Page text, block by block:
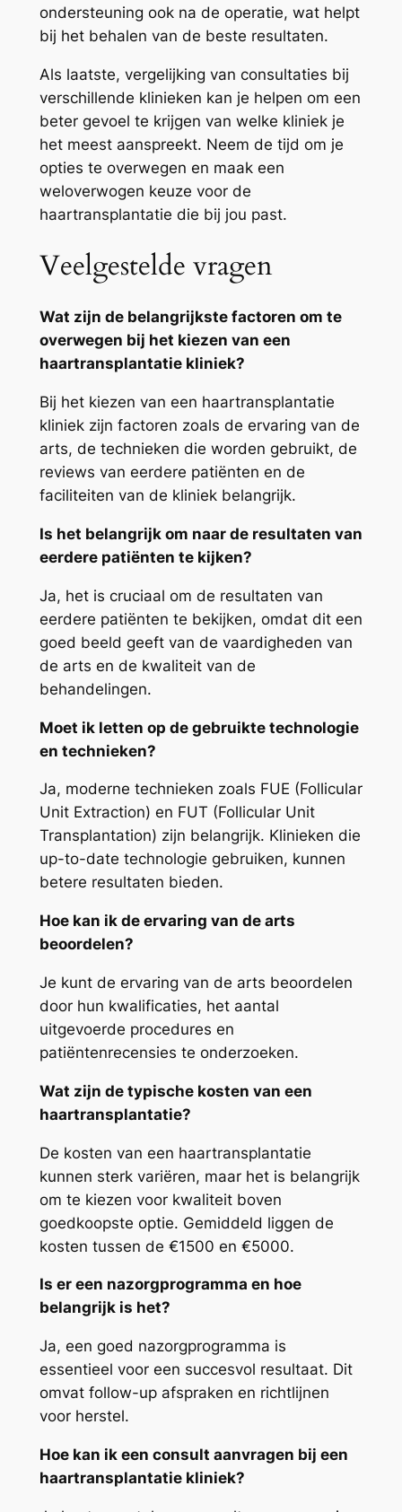
ondersteuning ook na de operatie, wat helpt
bij het behalen van de beste resultaten.
Als laatste, vergelijking van consultaties bij
verschillende klinieken kan je helpen om een
beter gevoel te krijgen van welke kliniek je
het meest aanspreekt. Neem de tijd om je
opties te overwegen en maak een
weloverwogen keuze voor de
haartransplantatie die bij jou past.
Veelgestelde vragen
Wat zijn de belangrijkste factoren om te
overwegen bij het kiezen van een
haartransplantatie kliniek?
Bij het kiezen van een haartransplantatie
kliniek zijn factoren zoals de ervaring van de
arts, de technieken die worden gebruikt, de
reviews van eerdere patiënten en de
faciliteiten van de kliniek belangrijk.
Is het belangrijk om naar de resultaten van
eerdere patiënten te kijken?
Ja, het is cruciaal om de resultaten van
eerdere patiënten te bekijken, omdat dit een
goed beeld geeft van de vaardigheden van
de arts en de kwaliteit van de
behandelingen.
Moet ik letten op de gebruikte technologie
en technieken?
Ja, moderne technieken zoals FUE (Follicular
Unit Extraction) en FUT (Follicular Unit
Transplantation) zijn belangrijk. Klinieken die
up-to-date technologie gebruiken, kunnen
betere resultaten bieden.
Hoe kan ik de ervaring van de arts
beoordelen?
Je kunt de ervaring van de arts beoordelen
door hun kwalificaties, het aantal
uitgevoerde procedures en
patiëntenrecensies te onderzoeken.
Wat zijn de typische kosten van een
haartransplantatie?
De kosten van een haartransplantatie
kunnen sterk variëren, maar het is belangrijk
om te kiezen voor kwaliteit boven
goedkoopste optie. Gemiddeld liggen de
kosten tussen de €1500 en €5000.
Is er een nazorgprogramma en hoe
belangrijk is het?
Ja, een goed nazorgprogramma is
essentieel voor een succesvol resultaat. Dit
omvat follow-up afspraken en richtlijnen
voor herstel.
Hoe kan ik een consult aanvragen bij een
haartransplantatie kliniek?